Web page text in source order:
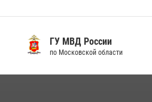
ГУ МВД России
по Московской области